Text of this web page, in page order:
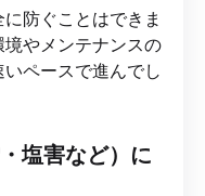
防ぐことはできま
やメンテナンスの
ペースで進んでし
塩害など）に